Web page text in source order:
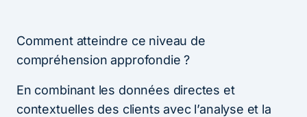
Comment atteindre ce niveau de
compréhension approfondie ?
En combinant les données directes et
contextuelles des clients avec l’analyse et la